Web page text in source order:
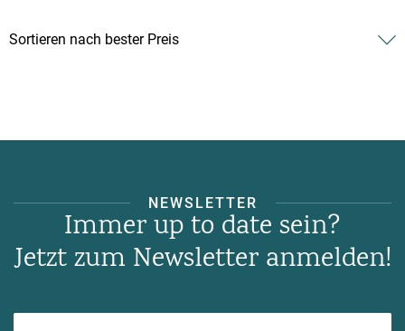
NEWSLETTER
Immer up to date sein?
Jetzt zum Newsletter anmelden!